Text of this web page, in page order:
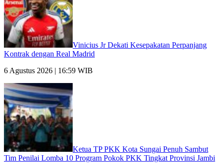
Vinicius Jr Dekati Kesepakatan Perpanjang
Kontrak dengan Real Madrid
6 Agustus 2026 | 16:59 WIB
Ketua TP PKK Kota Sungai Penuh Sambut
Tim Penilai Lomba 10 Program Pokok PKK Tingkat Provinsi Jambi